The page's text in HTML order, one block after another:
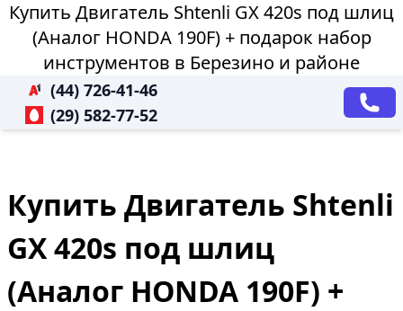
Купить Двигатель Shtenli GX 420s под шлиц
(Аналог HONDA 190F) + подарок набор
инструментов в Березино и районе
(44) 726-41-46
(29) 582-77-52
Купить Двигатель Shtenli
GX 420s под шлиц
(Аналог HONDA 190F) +